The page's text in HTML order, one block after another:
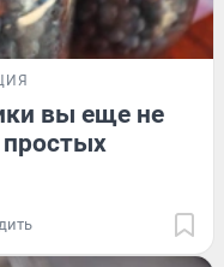
вы еще не